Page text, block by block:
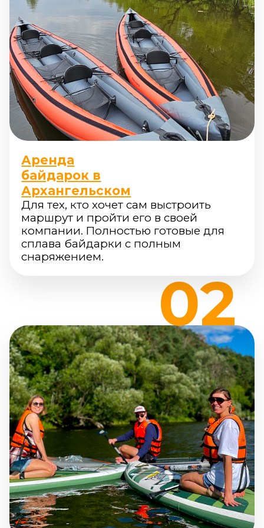
Аренда
байдарок в
Архангельском
Для тех, кто хочет сам выстроить
маршрут и пройти его в своей
компании. Полностью готовые для
сплава байдарки с полным
снаряжением.
Аренда сап-досок
в Архангельском
Надежные, готовые принести вам
релаксирующий отдых сап-доски.
02